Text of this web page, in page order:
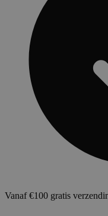
Vanaf €100 gratis